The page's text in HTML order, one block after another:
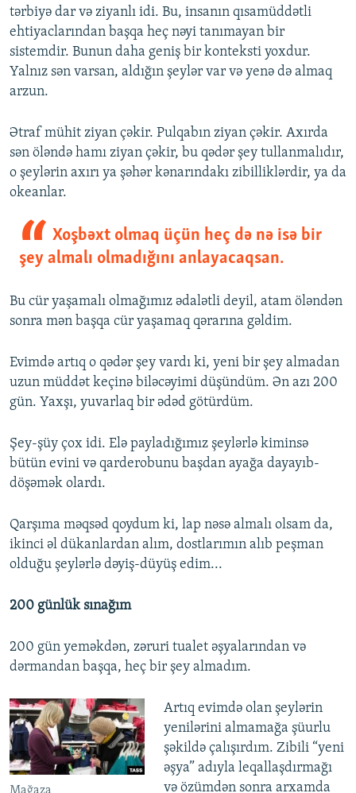
tərbiyə dar və ziyanlı idi. Bu, insanın qısamüddətli
ehtiyaclarından başqa heç nəyi tanımayan bir
sistemdir. Bunun daha geniş bir konteksti yoxdur.
Yalnız sən varsan, aldığın şeylər var və yenə də almaq
arzun.
Ətraf mühit ziyan çəkir. Pulqabın ziyan çəkir. Axırda
sən öləndə hamı ziyan çəkir, bu qədər şey tullanmalıdır,
o şeylərin axırı ya şəhər kənarındakı zibilliklərdir, ya da
okeanlar.
Xoşbəxt olmaq üçün heç də nə isə bir
şey almalı olmadığını anlayacaqsan.
Bu cür yaşamalı olmağımız ədalətli deyil, atam öləndən
sonra mən başqa cür yaşamaq qərarına gəldim.
Evimdə artıq o qədər şey vardı ki, yeni bir şey almadan
uzun müddət keçinə biləcəyimi düşündüm. Ən azı 200
gün. Yaxşı, yuvarlaq bir ədəd götürdüm.
Şey-şüy çox idi. Elə payladığımız şeylərlə kiminsə
bütün evini və qarderobunu başdan ayağa dayayıb-
döşəmək olardı.
Qarşıma məqsəd qoydum ki, lap nəsə almalı olsam da,
ikinci əl dükanlardan alım, dostlarımın alıb peşman
olduğu şeylərlə dəyiş-düyüş edim...
200 günlük sınağım
200 gün yeməkdən, zəruri tualet əşyalarından və
dərmandan başqa, heç bir şey almadım.
Artıq evimdə olan şeylərin
yenilərini almamağa şüurlu
şəkildə çalışırdım. Zibili “yeni
əşya” adıyla leqallaşdırmağı
və özümdən sonra arxamda